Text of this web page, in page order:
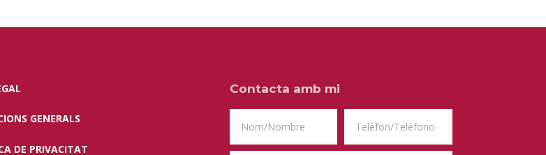
GENERALS
DE PRIVACITAT
Contacta amb mi